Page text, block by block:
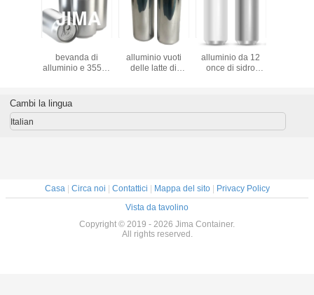
bevanda di
alluminio e 355ml
Pepsi per
l'accensione della
mestiere del vino
Produttori di
alluminio vuoti
delle latte di
50cl 500ml e di
16 Oz
Lattine di
alluminio da 12
once di sidro
Cambi la lingua
Italian
Casa| Circa noi Contattici Mappa del sito|
Privacy Policy
Vista da tavolino
Copyright © 2019 - 2026 Jima Container.
All rights reserved.